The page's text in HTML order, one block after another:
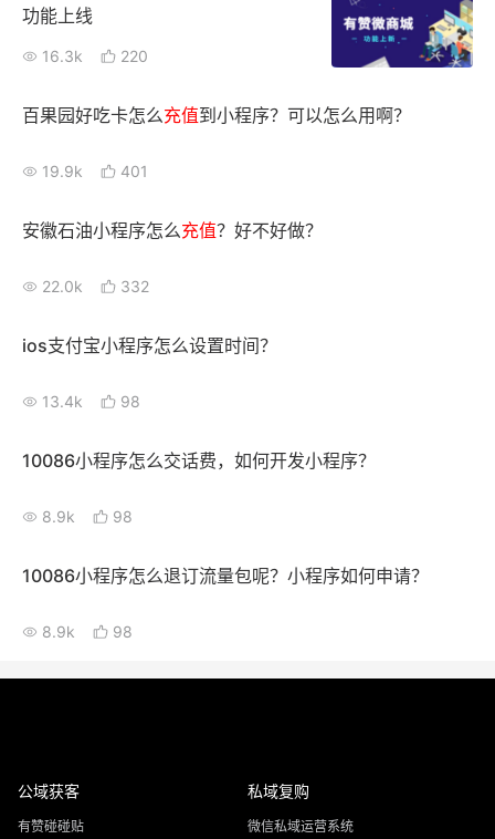
功能上线
16.3k 220
百果园好吃卡怎么充值到小程序？可以怎么用啊？
19.9k 401
安徽石油小程序怎么充值？好不好做？
22.0k 332
ios支付宝小程序怎么设置时间？
13.4k 98
10086小程序怎么交话费，如何开发小程序？
8.9k 98
10086小程序怎么退订流量包呢？小程序如何申请？
8.9k 98
公域获客
有赞碰碰贴
私域复购
微信私域运营系统